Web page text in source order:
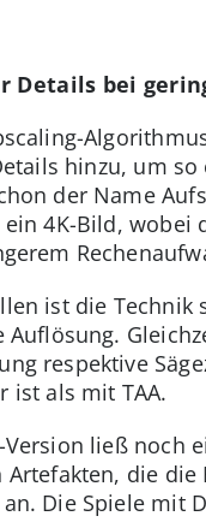
Details bei
hinzu, um
der Name
4K-Bild, wobei
ist die
Auflösung.
respektive
ist als mit TAA.
Version ließ noch
Artefakten, die
Die Spiele mit